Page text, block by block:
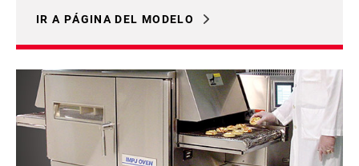
IR A PÁGINA DEL MODELO